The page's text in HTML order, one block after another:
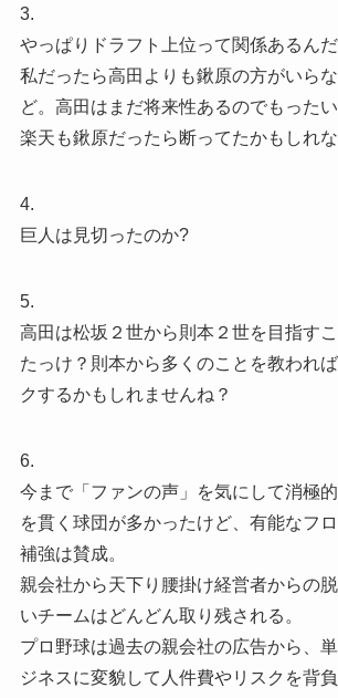
3.
やっぱりドラフト上位って関係あるんだ
私だったら高田よりも鍬原の方がいら
ど。高田はまだ将来性あるのでもったい
楽天も鍬原だったら断ってたかもしれ
4.
巨人は見切ったのか?
5.
高田は松坂２世から則本２世を目指す
たっけ？則本から多くのことを教われ
クするかもしれませんね？
6.
今まで「ファンの声」を気にして消極
を貫く球団が多かったけど、有能なフ
補強は賛成。
親会社から天下り腰掛け経営者からの
いチームはどんどん取り残される。
プロ野球は過去の親会社の広告から、
ジネスに変貌して人件費やリスクを背